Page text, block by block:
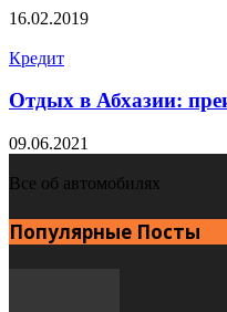
16.02.2019
Кредит
Отдых в Абхазии:
09.06.2021
Все об автомобилях
Популярные Посты